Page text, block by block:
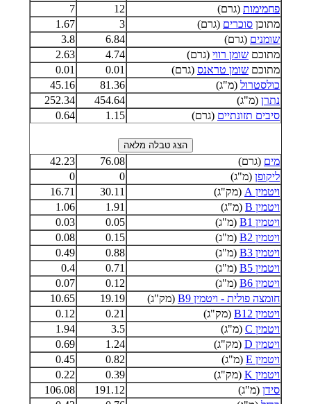
פחמימות (גרם) 12
7
מתוכן סוכרים (גרם) 3
1.67
שומנים (גרם) 6.84
3.8
מתוכם שומן רווי (גרם) 4.74
2.63
מתוכם שומן טראנס (גרם) 0.01
0.01
כולסטרול (מ"ג) 81.36
45.16
נתרן (מ"ג) 454.64
252.34
סיבים תזונתיים (גרם) 1.15
0.64
מים (גרם) 76.08
42.23
ליקופן (מ"ג) 0
0
ויטמין A
(מק"ג) 30.11
16.71
ויטמין B
(מ"ג) 1.91
1.06
ויטמין B1
(מ"ג) 0.05
0.03
ויטמין B2
(מ"ג) 0.15
0.08
ויטמין B3
(מ"ג) 0.88
0.49
ויטמין B5
(מ"ג) 0.71
0.4
ויטמין B6
(מ"ג) 0.12
0.07
חומצה פולית - ויטמין B9
(מק"ג) 19.19
10.65
ויטמין B12
(מק"ג) 0.21
0.12
ויטמין C
(מ"ג) 3.5
1.94
ויטמין D
(מק"ג) 1.24
0.69
ויטמין E
(מ"ג) 0.82
0.45
ויטמין K
(מק"ג) 0.39
0.22
סידן (מ"ג) 191.12
106.08